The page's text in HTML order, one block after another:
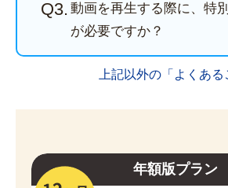
Q3. 動画を再生する際に、特
が必要ですか？
上記以外の「よくある
年額版プラン